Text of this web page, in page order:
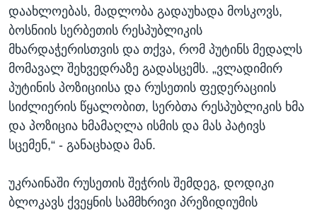
დაახლოებას, მადლობა გადაუხადა მოსკოვს,
ბოსნიის სერბეთის რესპუბლიკის
მხარდაჭერისთვის და თქვა, რომ პუტინს მედალს
მომავალ შეხვედრაზე გადასცემს. „ვლადიმირ
პუტინის პოზიციისა და რუსეთის ფედერაციის
სიძლიერის წყალობით, სერბთა რესპუბლიკის ხმა
და პოზიცია ხმამაღლა ისმის და მას პატივს
სცემენ,“ - განაცხადა მან.
უკრაინაში რუსეთის შეჭრის შემდეგ, დოდიკი
ბლოკავს ქვეყნის სამმხრივი პრეზიდიუმის